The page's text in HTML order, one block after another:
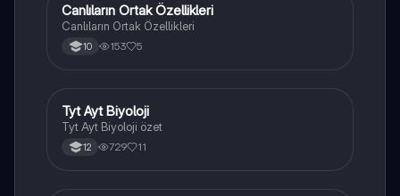
Biyoloji
Canlıların Ortak Özellikleri
Canlıların Ortak Özellikleri
10 153 5
Biyoloji
Tyt Ayt Biyoloji
Tyt Ayt Biyoloji özet
12 729 11